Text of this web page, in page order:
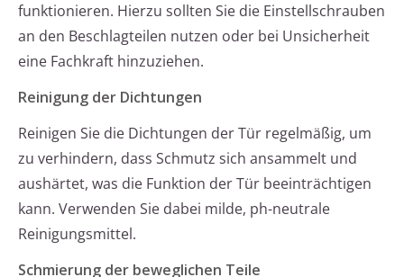
funktionieren. Hierzu sollten Sie die Einstellschrauben
an den Beschlagteilen nutzen oder bei Unsicherheit
eine Fachkraft hinzuziehen.
Reinigung der Dichtungen
Reinigen Sie die Dichtungen der Tür regelmäßig, um
zu verhindern, dass Schmutz sich ansammelt und
aushärtet, was die Funktion der Tür beeinträchtigen
kann. Verwenden Sie dabei milde, ph-neutrale
Reinigungsmittel.
Schmierung der beweglichen Teile